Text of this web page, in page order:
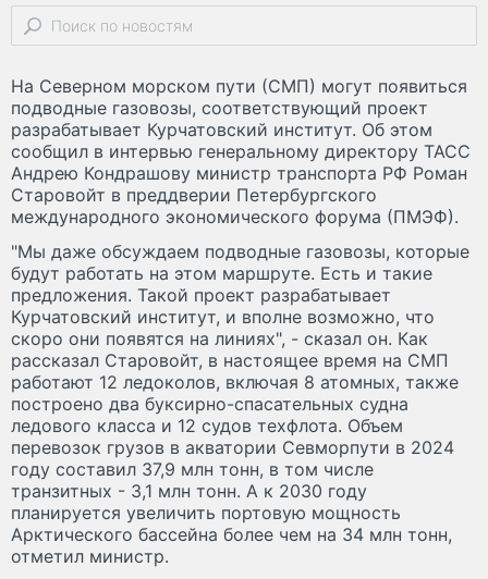
На Северном морском пути (СМП) могут появиться
подводные газовозы, соответствующий проект
разрабатывает Курчатовский институт. Об этом
сообщил в интервью генеральному директору ТАСС
Андрею Кондрашову министр транспорта РФ Роман
Старовойт в преддверии Петербургского
международного экономического форума (ПМЭФ).
"Мы даже обсуждаем подводные газовозы, которые
будут работать на этом маршруте. Есть и такие
предложения. Такой проект разрабатывает
Курчатовский институт, и вполне возможно, что
скоро они появятся на линиях", - сказал он. Как
рассказал Старовойт, в настоящее время на СМП
работают 12 ледоколов, включая 8 атомных, также
построено два буксирно-спасательных судна
ледового класса и 12 судов техфлота. Объем
перевозок грузов в акватории Севморпути в 2024
году составил 37,9 млн тонн, в том числе
транзитных - 3,1 млн тонн. А к 2030 году
планируется увеличить портовую мощность
Арктического бассейна более чем на 34 млн тонн,
отметил министр.